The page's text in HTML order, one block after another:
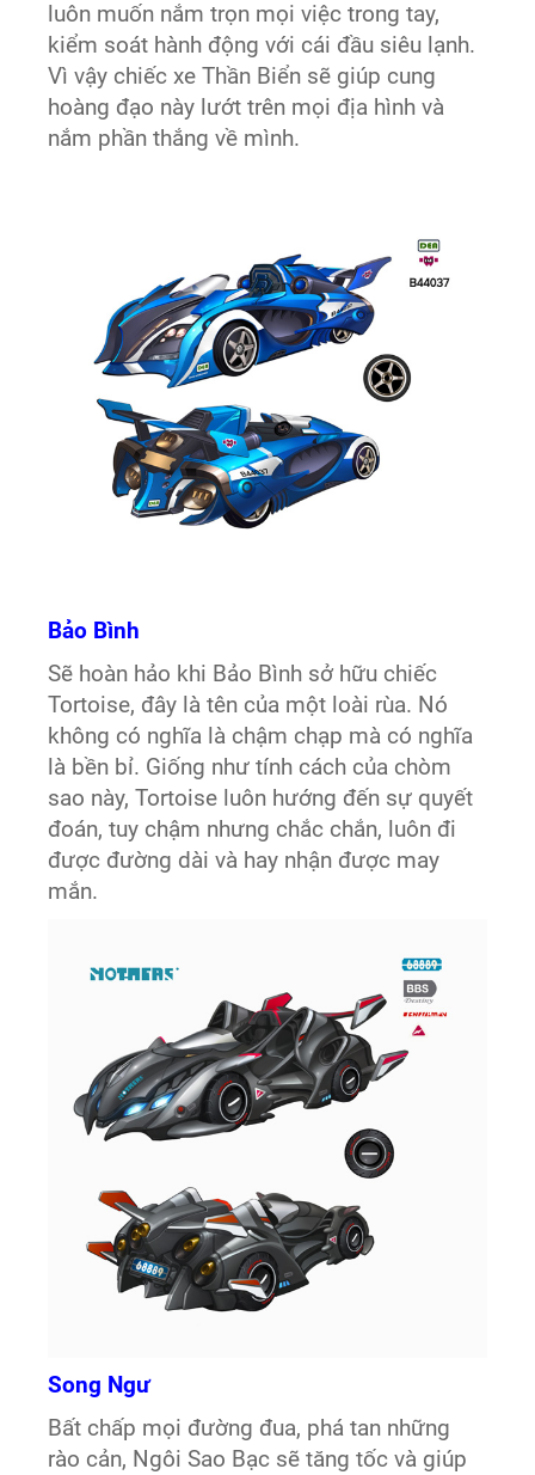
luôn muốn nắm trọn mọi việc trong tay,
kiểm soát hành động với cái đầu siêu lạnh.
Vì vậy chiếc xe Thần Biển sẽ giúp cung
hoàng đạo này lướt trên mọi địa hình và
nắm phần thắng về mình.
Bảo Bình
Sẽ hoàn hảo khi Bảo Bình sở hữu chiếc
Tortoise, đây là tên của một loài rùa. Nó
không có nghĩa là chậm chạp mà có nghĩa
là bền bỉ. Giống như tính cách của chòm
sao này, Tortoise luôn hướng đến sự quyết
đoán, tuy chậm nhưng chắc chắn, luôn đi
được đường dài và hay nhận được may
mắn.
Song Ngư
Bất chấp mọi đường đua, phá tan những
rào cản, Ngôi Sao Bạc sẽ tăng tốc và giúp